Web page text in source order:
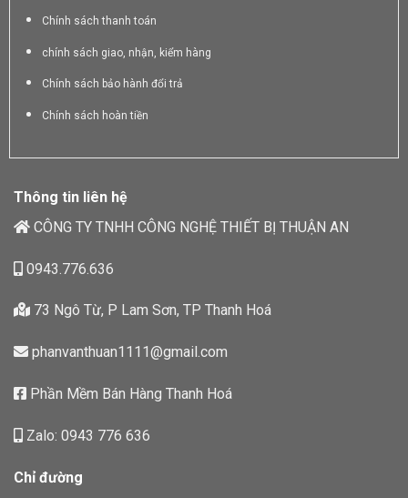
Chính sách thanh toán
chính sách giao, nhận, kiểm hàng
Chính sách bảo hành đổi trả
Chính sách hoàn tiền
Thông tin liên hệ
CÔNG TY TNHH CÔNG NGHỆ THIẾT BỊ THUẬN AN
0943.776.636
73 Ngô Từ, P Lam Sơn, TP Thanh Hoá
phanvanthuan1111@gmail.com
Phần Mềm Bán Hàng Thanh Hoá
Zalo: 0943 776 636
Chỉ đường